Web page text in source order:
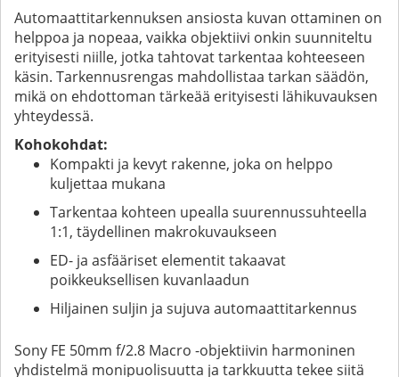
Automaattitarkennuksen ansiosta kuvan ottaminen on
helppoa ja nopeaa, vaikka objektiivi onkin suunniteltu
erityisesti niille, jotka tahtovat tarkentaa kohteeseen
käsin. Tarkennusrengas mahdollistaa tarkan säädön,
mikä on ehdottoman tärkeää erityisesti lähikuvauksen
yhteydessä.
Kohokohdat:
Kompakti ja kevyt rakenne, joka on helppo
kuljettaa mukana
Tarkentaa kohteen upealla suurennussuhteella
1:1, täydellinen makrokuvaukseen
ED- ja asfääriset elementit takaavat
poikkeuksellisen kuvanlaadun
Hiljainen suljin ja sujuva automaattitarkennus
Sony FE 50mm f/2.8 Macro -objektiivin harmoninen
yhdistelmä monipuolisuutta ja tarkkuutta tekee siitä